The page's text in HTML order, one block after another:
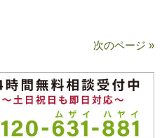
次のページ »